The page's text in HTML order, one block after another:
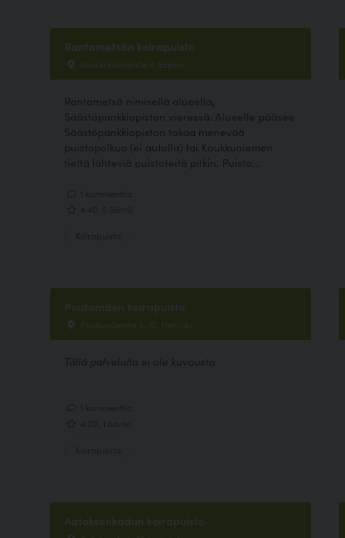
Rantametsän koirapuisto
Koukkuniementie 4, Espoo
Rantametsä nimisellä alueella,
Säästöpankkiopiston vieressä. Alueelle pääsee
Säästöpankkiopiston takaa menevää
puistopolkua (ei autolla) tai Koukkuniemen
tieltä lähteviä puistoteitä pitkin. Puisto...
Poutamäen koirapuisto
Poutamäentie 8-10, Helsinki
Tällä palvelulla ei ole kuvausta.
Aatoksenkadun koirapuisto